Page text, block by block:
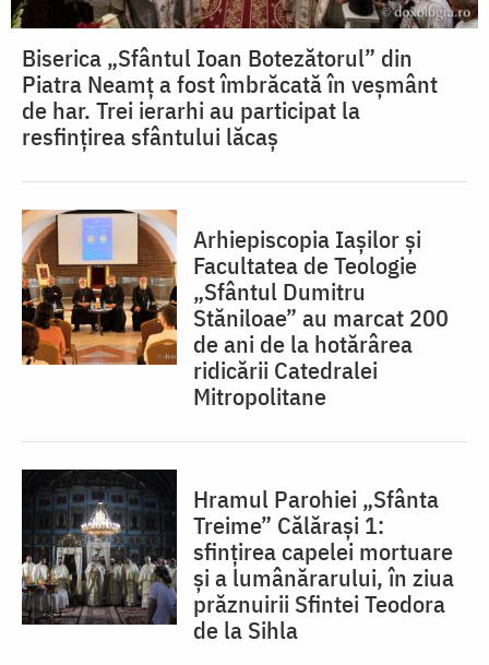
Biserica „Sfântul Ioan Botezătorul” din
Piatra Neamț a fost îmbrăcată în veșmânt
de har. Trei ierarhi au participat la
resfințirea sfântului lăcaș
Arhiepiscopia Iașilor și
Facultatea de Teologie
„Sfântul Dumitru
Stăniloae” au marcat 200
de ani de la hotărârea
ridicării Catedralei
Mitropolitane
Hramul Parohiei „Sfânta
Treime” Călărași 1:
sfințirea capelei mortuare
și a lumânărarului, în ziua
prăznuirii Sfintei Teodora
de la Sihla